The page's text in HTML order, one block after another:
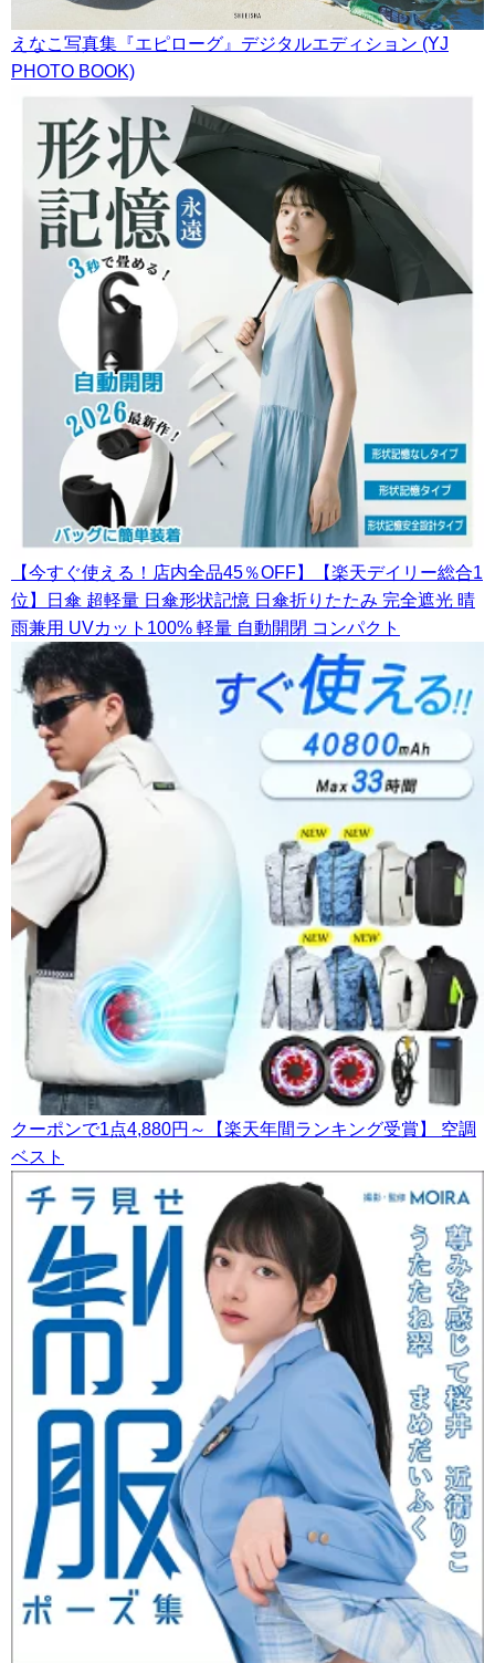
えなこ写真集『エピローグ』デジタルエディション (YJ
PHOTO BOOK)
【今すぐ使える！店内全品45％OFF】【楽天デイリー総合1
位】日傘 超軽量 日傘形状記憶 日傘折りたたみ 完全遮光 晴
雨兼用 UVカット100% 軽量 自動開閉 コンパクト
クーポンで1点4,880円～【楽天年間ランキング受賞】 空調
ベスト